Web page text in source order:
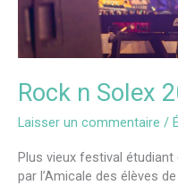
Rock n Solex
Laisser un commentaire /
Plus vieux festival
par l’Amicale des élèves